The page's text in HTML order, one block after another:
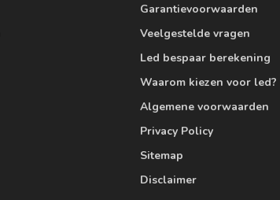
Garantievoorwaarden
Veelgestelde vragen
Led bespaar berekening
Waarom kiezen voor led?
Algemene voorwaarden
Privacy Policy
Sitemap
Disclaimer